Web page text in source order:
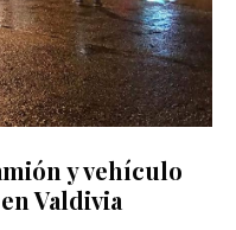
y vehículo
Valdivia